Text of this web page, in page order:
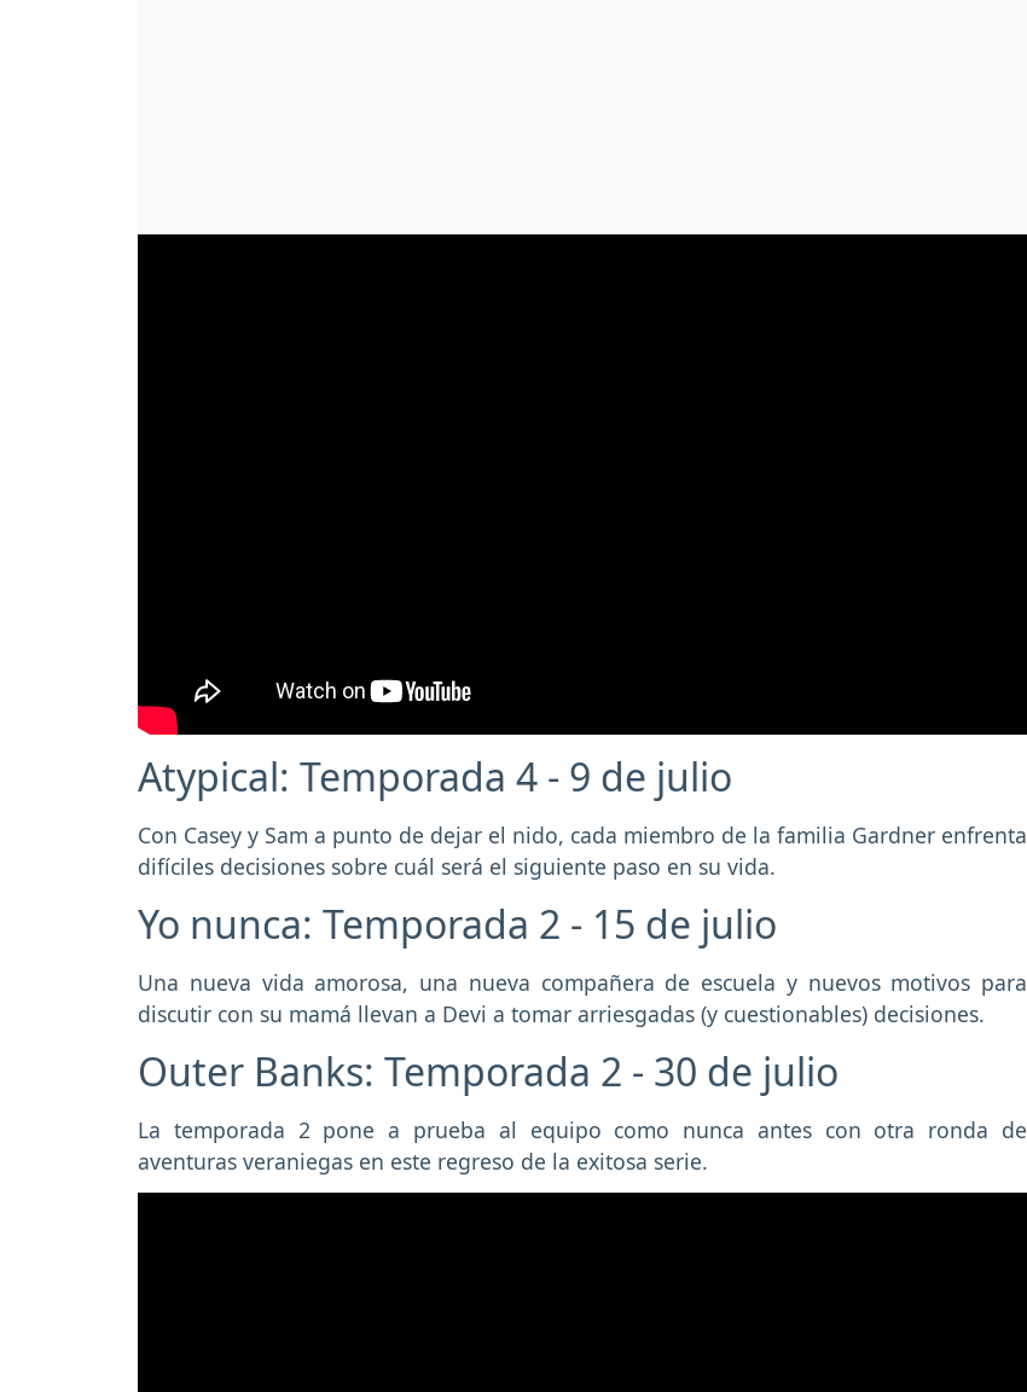
Atypical: Temporada 4 - 9 de julio
Con Casey y Sam a punto de dejar el nido, cada miembro de la familia Gardner enfrenta
difíciles decisiones sobre cuál será el siguiente paso en su vida.
Yo nunca: Temporada 2 - 15 de julio
Una nueva vida amorosa, una nueva compañera de escuela y nuevos motivos para
discutir con su mamá llevan a Devi a tomar arriesgadas (y cuestionables) decisiones.
Outer Banks: Temporada 2 - 30 de julio
La temporada 2 pone a prueba al equipo como nunca antes con otra ronda de
aventuras veraniegas en este regreso de la exitosa serie.